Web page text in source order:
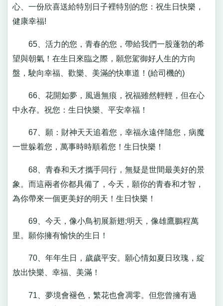
心、一份欣喜送給特別日子裡特別的您：祝生日快樂，
健康幸福!
65、活力的您，青春的您，帶給我們一股蓬勃的希
望與朝氣！在生日來臨之際，願您駕御好人生的方向
盤，駛向幸福、歡樂、美滿的快車道！(給司機的)
66、花開如夢，風過無痕，祝福雖然輕輕，但在心
中永存。祝您：生日快樂、平安幸福！
67、願：財神天天追着您，幸福永遠伴隨您，病魔
一世躲着您，萬事時時順着您！生日快樂！
68、青春和天才攜手同行，無疑是世間最美好的景
象。而這兩者你都具備了，今天，願你的青春和才智，
為你帶來一個更美好的明天！生日快樂！
69、今天，像小鳥初展新翅;明天，像雄鷹鵬程萬
里。願你擁有愉快的生日！
70、年年生日，歲歲平安。願心情如夏日玫瑰，綻
放出快樂、幸福、美滿！
71、夢境會褪色，繁花也會凋零。但您曾擁有過